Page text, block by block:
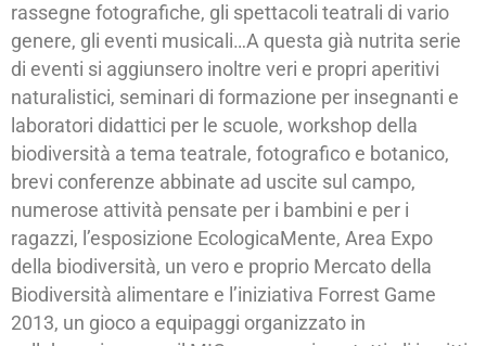
rassegne fotografiche, gli spettacoli teatrali di vario
genere, gli eventi musicali…A questa già nutrita serie
di eventi si aggiunsero inoltre veri e propri aperitivi
naturalistici, seminari di formazione per insegnanti e
laboratori didattici per le scuole, workshop della
biodiversità a tema teatrale, fotografico e botanico,
brevi conferenze abbinate ad uscite sul campo,
numerose attività pensate per i bambini e per i
ragazzi, l’esposizione EcologicaMente, Area Expo
della biodiversità, un vero e proprio Mercato della
Biodiversità alimentare e l’iniziativa Forrest Game
2013, un gioco a equipaggi organizzato in